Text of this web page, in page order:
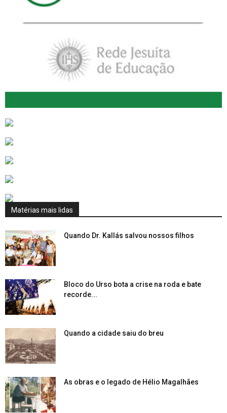
Matérias mais lidas
Quando Dr. Kallás salvou nossos filhos
Bloco do Urso bota a crise na roda e bate
recorde...
Quando a cidade saiu do breu
As obras e o legado de Hélio Magalhães